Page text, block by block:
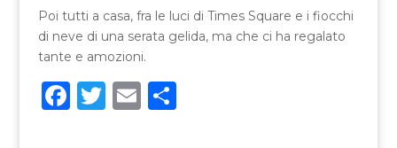
Poi tutti a casa, fra le luci di Times Square e i fiocchi
di neve di una serata gelida, ma che ci ha regalato
tante e amozioni.
F T E C